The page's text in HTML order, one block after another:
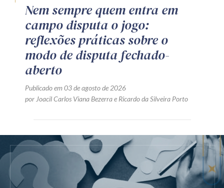
Nem sempre quem entra em
campo disputa o jogo:
reflexões práticas sobre o
modo de disputa fechado-
aberto
Publicado em 03 de agosto de 2026
por Joacil Carlos Viana Bezerrae Ricardo da Silveira Porto